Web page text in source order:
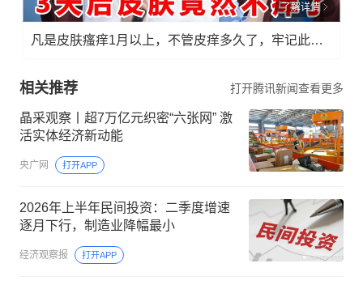
了解详情
凡是皮肤瘙痒1月以上，不管皮痒多久了，牢记此法，快！准！狠！
相关推荐 打开腾讯新闻查看更多
晶采观察丨超7万亿元织密“六张网” 激
活实体经济新动能
央广网 打开APP
2026年上半年民间投资：二季度增速
逐月下行，制造业降幅最小
经济观察报 打开APP